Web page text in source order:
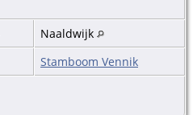
Naaldwijk
Stamboom Vennik